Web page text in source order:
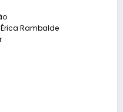
Rambalde